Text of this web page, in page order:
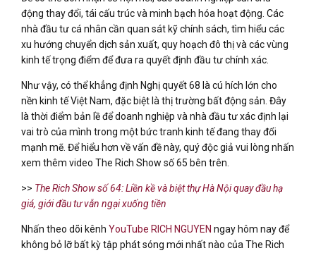
động thay đổi, tái cấu trúc và minh bạch hóa hoạt động. Các
nhà đầu tư cá nhân cần quan sát kỹ chính sách, tìm hiểu các
xu hướng chuyển dịch sản xuất, quy hoạch đô thị và các vùng
kinh tế trọng điểm để đưa ra quyết định đầu tư chính xác.
Như vậy, có thể khẳng định Nghị quyết 68 là cú hích lớn cho
nền kinh tế Việt Nam, đặc biệt là thị trường bất động sản. Đây
là thời điểm bản lề để doanh nghiệp và nhà đầu tư xác định lại
vai trò của mình trong một bức tranh kinh tế đang thay đổi
mạnh mẽ. Để hiểu hơn về vấn đề này, quý độc giả vui lòng nhấn
xem thêm video The Rich Show số 65 bên trên.
>> The Rich Show số 64: Liền kề và biệt thự Hà Nội quay đầu hạ
giá, giới đầu tư vẫn ngại xuống tiền
Nhấn theo dõi kênh YouTube RICH NGUYEN ngay hôm nay để
không bỏ lỡ bất kỳ tập phát sóng mới nhất nào của The Rich